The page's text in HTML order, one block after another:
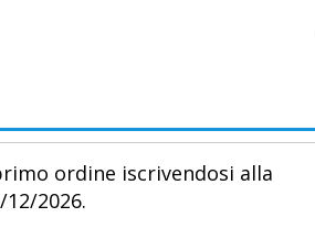
ordine iscrivendosi alla
2026.